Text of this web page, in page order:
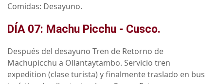
Comidas: Desayuno.
DÍA 07: Machu Picchu - Cusco.
Después del desayuno Tren de Retorno de
Machupicchu a Ollantaytambo. Servicio tren
expedition (clase turista) y finalmente traslado en bus